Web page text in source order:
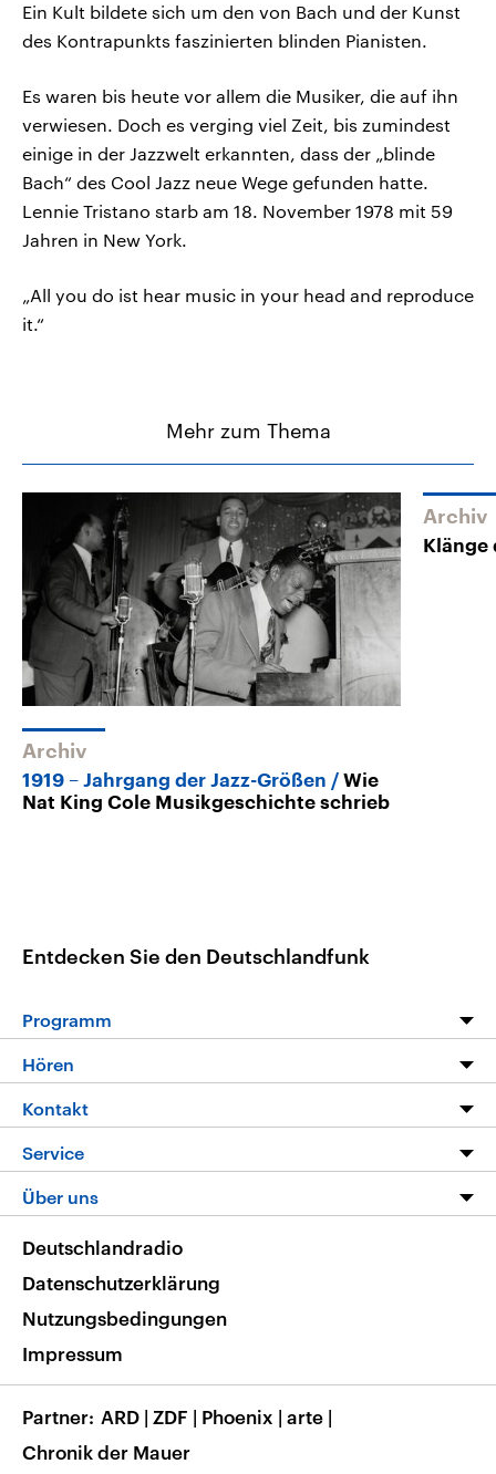
Ein Kult bildete sich um den von Bach und der Kunst
des Kontrapunkts faszinierten blinden Pianisten.
Es waren bis heute vor allem die Musiker, die auf ihn
verwiesen. Doch es verging viel Zeit, bis zumindest
einige in der Jazzwelt erkannten, dass der „blinde
Bach“ des Cool Jazz neue Wege gefunden hatte.
Lennie Tristano starb am 18. November 1978 mit 59
Jahren in New York.
„All you do ist hear music in your head and reproduce
it.“
Mehr zum Thema
Archiv
1919 – Jahrgang der Jazz-Größen
Wie
Nat King Cole Musikgeschichte schrieb
Archiv
Klänge
Entdecken Sie den Deutschlandfunk
Programm
Programm
Die Nachrichten
Nachrichtenleicht
Neue Beiträge auf dlf.de
Hören
Livestream
Podcasts
Deutschlandfunk App
Nachrichten App
Frequenzen
Kontakt
Hörerservice
Service
FAQ
Veranstaltungen
Musikliste
RSS
Über uns
Barrierefreiheit
Deutschlandradio
Datenschutzerklärung
Nutzungsbedingungen
Impressum
Partner ARD | ZDF | Phoenix | arte |
Chronik der Mauer